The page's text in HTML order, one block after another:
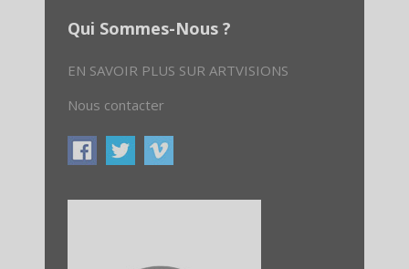
Qui Sommes-Nous ?
EN SAVOIR PLUS SUR ARTVISIONS
Nous contacter